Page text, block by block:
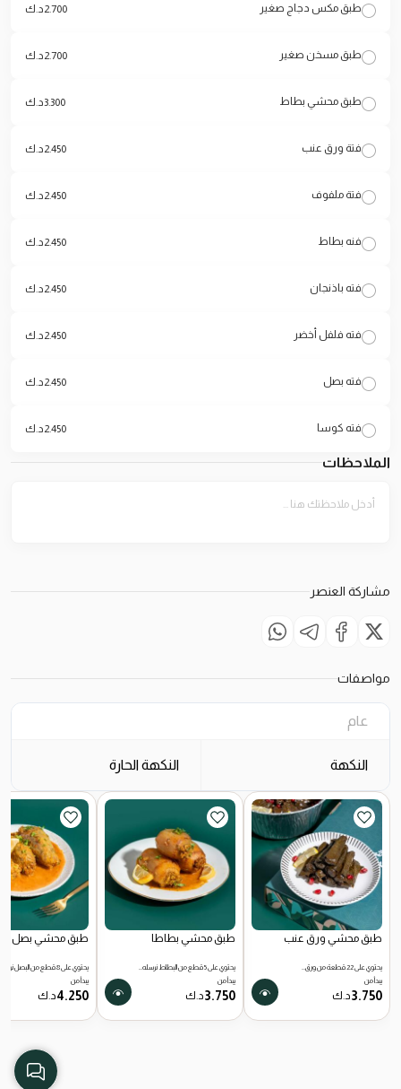
طبق مكس دجاج صغير 2.700د.ك
طبق مسخن صغير 2.700د.ك
طبق محشي بطاط 3.300د.ك
فتة ورق عنب 2.450د.ك
فتة ملفوف 2.450د.ك
فنه بطاط 2.450د.ك
فته باذنجان 2.450د.ك
فته فلفل أخضر 2.450د.ك
فته بصل 2.450د.ك
فته كوسا 2.450د.ك
الملاحظات
مشاركة العنصر
مواصفات
عام
النكهة النكهة الحارة
طبق محشي ورق عنب
يحتوي على 22 قطعة من ورق…
يبدأ من
3.750د.ك
طبق محشي بطاطا
يحتوي على 5 قطع من البطاط نرسله…
يبدأ من
3.750د.ك
طبق محشي بصل
يحتوي على 8 قطع من البصل نرسله…
يبدأ من
4.250د.ك